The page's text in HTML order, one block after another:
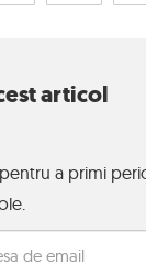
articol
a primi